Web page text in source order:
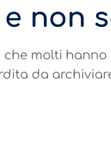
non
molti
da